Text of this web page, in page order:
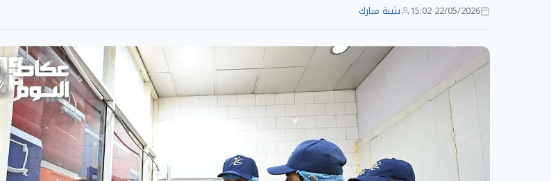
22/05/2026 15:02 بثينة مبارك